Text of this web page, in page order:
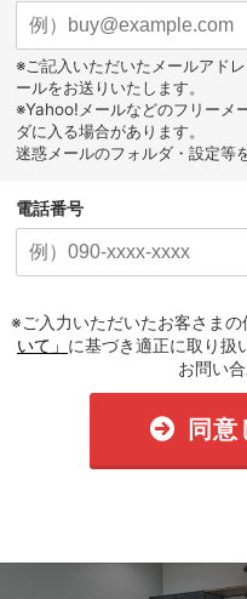
※ご記入いただいたメールアド
ールをお送りいたします。
※Yahoo!メールなどのフリーメ
ダに入る場合があります。
迷惑メールのフォルダ・設定等
電話番号
※ご入力いただいたお客さまの
いて」 に基づき適正に取り扱
お問い
同意